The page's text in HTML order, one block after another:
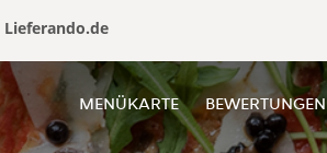
Lieferando.de
MENÜKARTE BEWERTUNGEN